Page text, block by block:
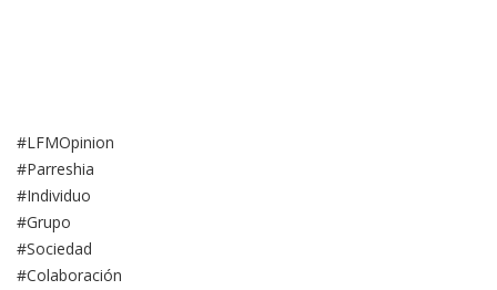
#LFMOpinion
#Parreshia
#Individuo
#Grupo
#Sociedad
#Colaboración